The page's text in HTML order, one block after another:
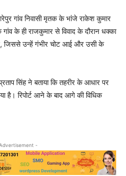
गांव निवासी मृतक के भांजे राकेश कुमार
के ही राजकुमार से विवाद के दौरान धक्का
जिससे उन्हें गंभीर चोट आई और उसी के
प्रताप सिंह ने बताया कि तहरीर के आधार पर
है। रिपोर्ट आने के बाद आगे की विधिक
-